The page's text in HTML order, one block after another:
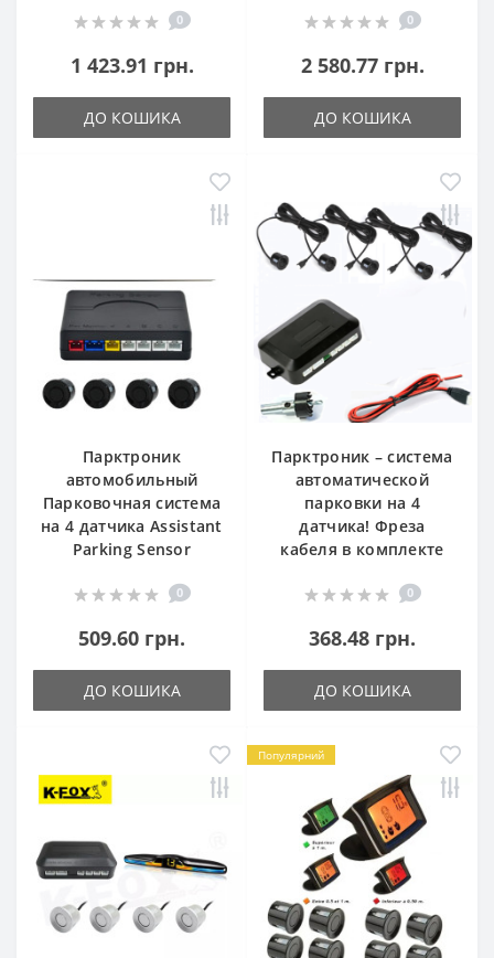
0
1 423.91 грн.
ДО КОШИКА
0
2 580.77 грн.
ДО КОШИКА
Парктроник
автомобильный
Парковочная система
на 4 датчика Assistant
Parking Sensor
0
509.60 грн.
ДО КОШИКА
Парктроник – система
автоматической
парковки на 4
датчика! Фреза
кабеля в комплекте
0
368.48 грн.
ДО КОШИКА
Популярний